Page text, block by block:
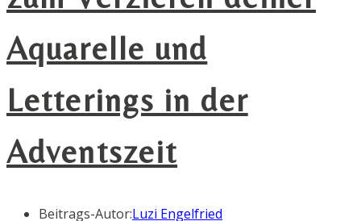
Aquarelle und
Letterings in der
Adventszeit
Beitrags-Autor:Luzi Engelfried